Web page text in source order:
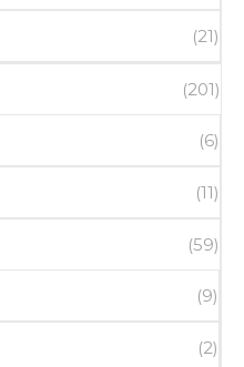
(21)
(201)
(6)
(11)
(59)
(9)
(2)